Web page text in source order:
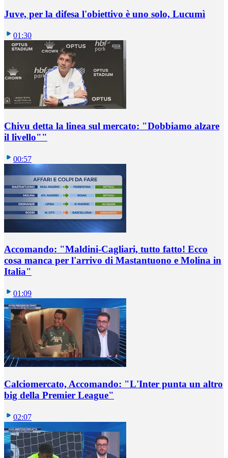
Juve, per la difesa l'obiettivo è uno solo, Lucumì
01:30
Chivu detta la linea sul mercato: "Dobbiamo alzare
il livello""
00:57
Accomando: "Maldini-Cagliari, tutto fatto! Ecco
cosa manca per l'arrivo di Mastantuono e Molina in
Italia"
01:09
Calciomercato, Accomando: "L'Inter punta un altro
big della Premier League"
02:07